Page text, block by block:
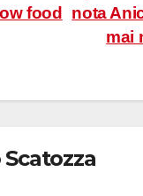
nota
mai
food